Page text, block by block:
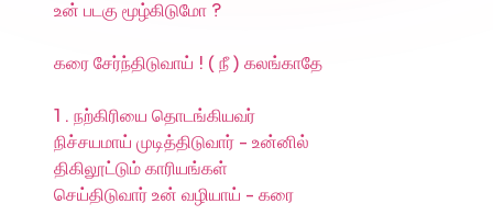
உன் படகு மூழ்கிடுமோ ?
கரை சேர்ந்திடுவாய் ! ( நீ ) கலங்காதே
1 . நற்கிரியை தொடங்கியவர்
நிச்சயமாய் முடித்திடுவார் - உன்னில்
திகிலூட்டும் காரியங்கள்
செய்திடுவார் உன் வழியாய் - கரை